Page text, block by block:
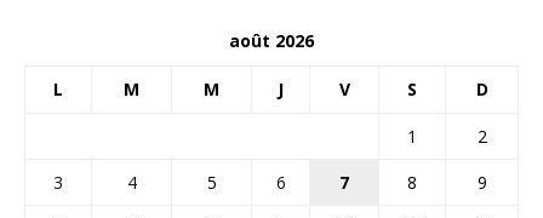
août 2026
L M M J V S D
1
2
3
4 5 6 7 8
9